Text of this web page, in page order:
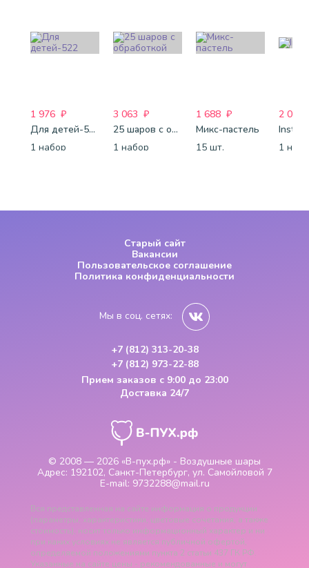
1 976 ₽
Для детей-522
1 набор
3 063 ₽
25 шаров с обработкой
1 набор
1 688 ₽
Микс-пастель
15 шт.
2 015
1
© 2008 — 2026 «В-пух.рф» - Воздушные шары
Адрес: 192102, Санкт-Петербург, ул. Самойловой 7
E-mail: 9732288@mail.ru
Старый сайт
Вакансии
Пользовательское соглашение
Политика конфиденциальности
Мы в соц. сетях:
+7 (812) 313-20-38
+7 (812) 973-22-88
Прием заказов с 9:00 до 23:00
Доставка 24/7
Вся представленная на сайте информация о продукции
(параметры, характеристики, цветовые сочетания, а также
стоимость), носит только информационный характер и ни
при каких условиях не является публичной офертой,
определяемой положениями пункта 2 статьи 437 ГК РФ.
Указанные на сайте цены - рекомендованные и могут